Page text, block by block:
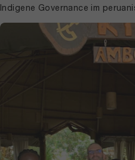
Indigene Governance im